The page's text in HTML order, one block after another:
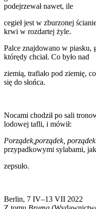
podejrzewał nawet, ile
cegieł jest w zburzonej
krwi w rozdartej żyle.
Palce znajdowano w piasku,
którędy chciał. Co było nad
ziemią, trafiało pod ziemię,
się do słońca.
Nocami chodził po sali
lodowej tafli, i mówił:
Porządek,porządek, porządek
przypadkowymi sylabami,
zepsuło.
Berlin, 7 IV–13 VII 2022